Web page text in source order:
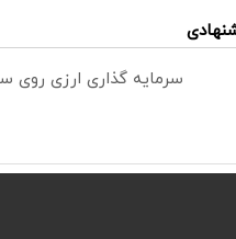
سرمایه گذاری ارزی روی